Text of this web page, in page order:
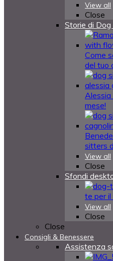
View all
Close
Storie di
Come
del tuo
Alessia
mese!
sitters
View all
Close
Sfondi
te per
View all
Close
Close
Consigli & Benessere
Assistenza